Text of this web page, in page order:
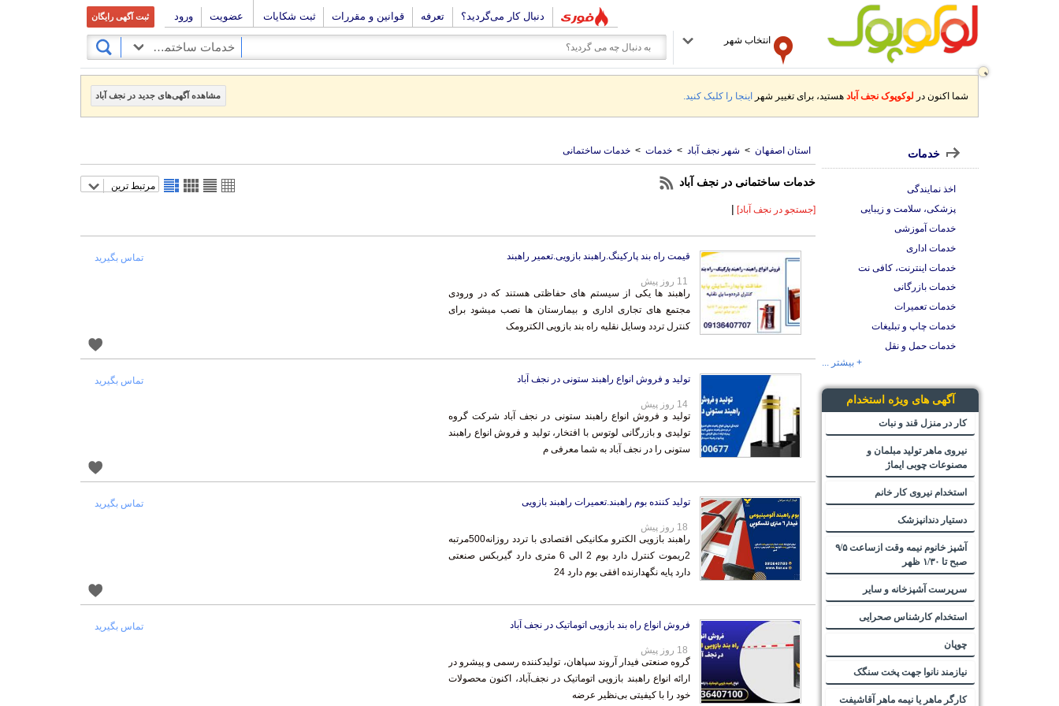
دنبال کار می‌گردید؟ تعرفه قوانین و مقررات ثبت شکایات عضویت ورود ثبت آگهی رایگان
انتخاب شهر
خدمات ساختمانی
شما اکنون در لوکوپوک نجف آباد هستید، برای تغییر شهر اینجا را کلیک کنید. مشاهده آگهی‌های جدید در نجف آباد
استان اصفهان > شهر نجف آباد > خدمات > خدمات ساختمانی
خدمات ساختمانی در نجف آباد مرتبط ترین
[جستجو در نجف آباد] |
قیمت راه بند پارکینگ.راهبند بازویی.تعمیر راهبند
راهبند ها یکی از سیستم های حفاظتی هستند که در ورودی
مجتمع های تجاری اداری و بیمارستان ها نصب میشود برای
کنترل تردد وسایل نقلیه راه بند بازویی الکترومک
11 روز پیش
تماس بگیرید
تولید و فروش انواع راهبند ستونی در نجف آباد
تولید و فروش انواع راهبند ستونی در نجف آباد شرکت گروه
تولیدی و بازرگانی لوتوس با افتخار، تولید و فروش انواع راهبند
ستونی را در نجف آباد به شما معرفی م
14 روز پیش
تماس بگیرید
تولید کننده بوم راهبند.تعمیرات راهبند بازویی
راهبند بازویی الکترو مکانیکی اقتصادی با تردد روزانه500مرتبه
2ریموت کنترل دارد بوم 2 الی 6 متری دارد گیربکس صنعتی
دارد پایه نگهدارنده افقی بوم دارد 24
18 روز پیش
تماس بگیرید
فروش انواع راه بند بازویی اتوماتیک در نجف آباد
گروه صنعتی فیدار آروند سپاهان، تولیدکننده رسمی و پیشرو در
ارائه انواع راهبند بازویی اتوماتیک در نجف‌آباد، اکنون محصولات
خود را با کیفیتی بی‌نظیر عرضه
18 روز پیش
تماس بگیرید
خدمات
اخذ نمایندگی
پزشکی، سلامت و زیبایی
خدمات آموزشی
خدمات اداری
خدمات اینترنت، کافی نت
خدمات بازرگانی
خدمات تعمیرات
خدمات چاپ و تبلیغات
خدمات حمل و نقل
+ بیشتر ...
آگهی های ویژه استخدام
کار در منزل قند و نبات
نیروی ماهر تولید مبلمان و
مصنوعات چوبی ایماژ
استخدام نیروی کار خانم
دستیار دندانپزشک
آشپز خانوم نیمه وقت ازساعت ۹/۵
صبح تا ۱/۳۰ ظهر
سرپرست آشپزخانه و سایر
استخدام کارشناس صحرایی
چوپان
نیازمند نانوا جهت پخت سنگک
کارگر ماهر یا نیمه ماهر آقاشیفت